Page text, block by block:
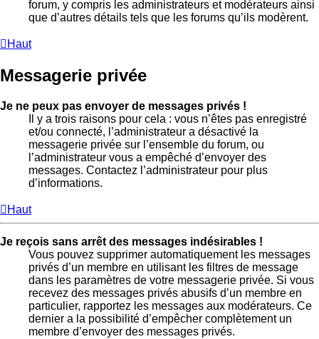
forum, y compris les administrateurs et modérateurs ainsi
que d’autres détails tels que les forums qu’ils modèrent.
Haut
Messagerie privée
Je ne peux pas envoyer de messages privés !
Il y a trois raisons pour cela : vous n’êtes pas enregistré
et/ou connecté, l’administrateur a désactivé la
messagerie privée sur l’ensemble du forum, ou
l’administrateur vous a empêché d’envoyer des
messages. Contactez l’administrateur pour plus
d’informations.
Haut
Je reçois sans arrêt des messages indésirables !
Vous pouvez supprimer automatiquement les messages
privés d’un membre en utilisant les filtres de message
dans les paramètres de votre messagerie privée. Si vous
recevez des messages privés abusifs d’un membre en
particulier, rapportez les messages aux modérateurs. Ce
dernier a la possibilité d’empêcher complètement un
membre d’envoyer des messages privés.